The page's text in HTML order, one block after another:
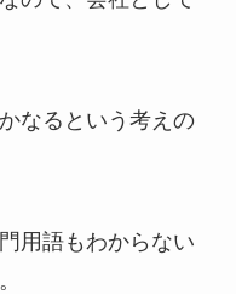
なるという考えの
用語もわからない